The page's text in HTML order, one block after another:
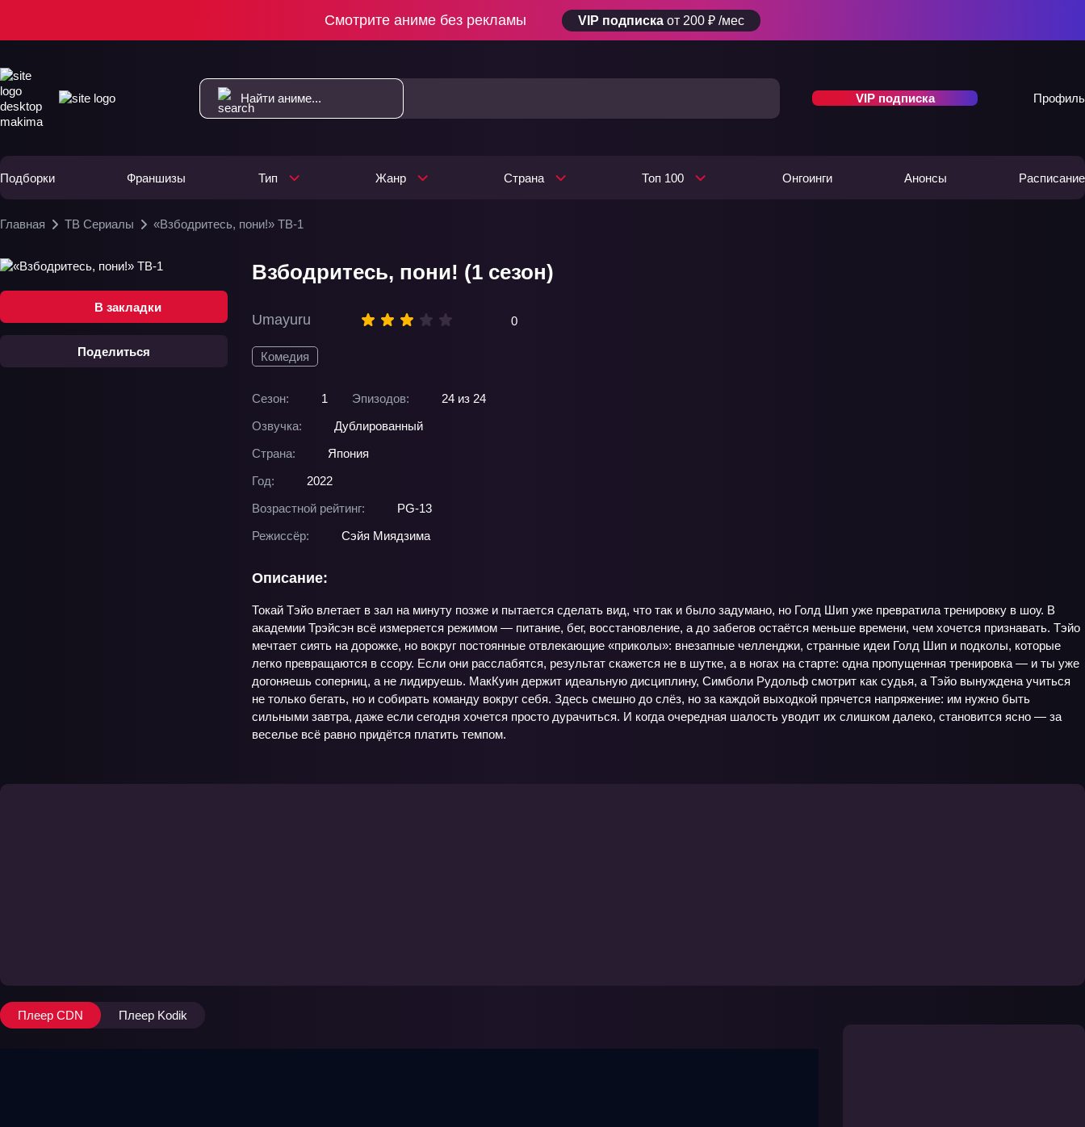
Смотрите аниме без рекламы VIP подписка от 200 ₽ /мес
VIP подписка Профиль
Подборки Франшизы Тип Жанр Страна Топ 100 Онгоинги Анонсы Расписание
Главная ТВ Сериалы «Взбодритесь, пони!» ТВ-1
В закладки
Поделиться
Взбодритесь, пони! (1 сезон)
Umayuru 0
Комедия
Сезон: 1 Эпизодов:
24 из 24
Озвучка:
Дублированный
Страна:
Япония
Год:
2022
Возрастной рейтинг:
PG-13
Режиссёр:
Сэйя Миядзима
Описание:
Токай Тэйо влетает в зал на минуту позже и пытается сделать вид, что так и было задумано, но Голд Шип уже превратила тренировку в шоу. В
академии Трэйсэн всё измеряется режимом — питание, бег, восстановление, а до забегов остаётся меньше времени, чем хочется признавать. Тэйо
мечтает сиять на дорожке, но вокруг постоянные отвлекающие «приколы»: внезапные челленджи, странные идеи Голд Шип и подколы, которые
легко превращаются в ссору. Если они расслабятся, результат скажется не в шутке, а в ногах на старте: одна пропущенная тренировка — и ты уже
догоняешь соперниц, а не лидируешь. МакКуин держит идеальную дисциплину, Симболи Рудольф смотрит как судья, а Тэйо вынуждена учиться
не только бегать, но и собирать команду вокруг себя. Здесь смешно до слёз, но за каждой выходкой прячется напряжение: им нужно быть
сильными завтра, даже если сегодня хочется просто дурачиться. И когда очередная шалость уводит их слишком далеко, становится ясно — за
веселье всё равно придётся платить темпом.
Плеер CDN Плеер Kodik